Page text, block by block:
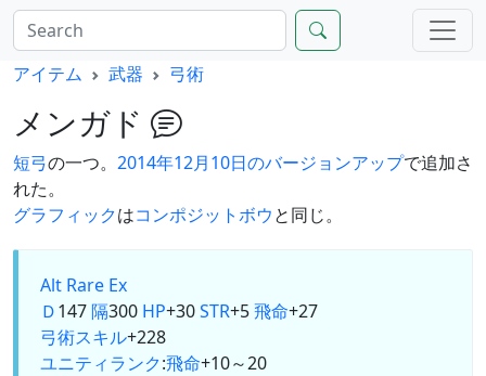
アイテム 武器 弓術
メンガド
短弓の一つ。 2014年12月10日のバージョンアップで追加さ
れた。
グラフィックはコンポジットボウと同じ。
Alt Rare Ex
Ｄ147隔300 HP+30STR+5飛命+27
弓術スキル+228
ユニティランク:飛命+10～20